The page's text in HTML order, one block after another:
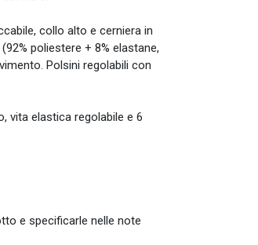
collo alto e cerniera in
poliestere + 8% elastane,
Polsini regolabili con
vita elastica regolabile e 6
e specificarle nelle note